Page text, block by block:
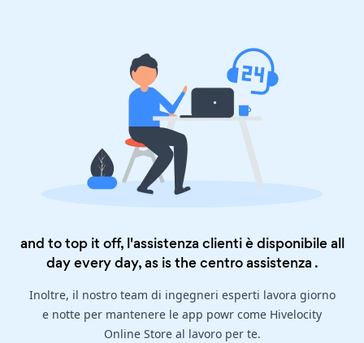
and to top it off, l'assistenza clienti è disponibile all
day every day, as is thecentro assistenza .
Inoltre, il nostro team di ingegneri esperti lavora giorno
e notte per mantenere le app powr come Hivelocity
Online Store al lavoro per te.